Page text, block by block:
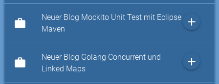
work
Neuer Blog Mockito Unit Test mit Eclipse
Maven
add
work
Neuer Blog Golang Concurrent und
Linked Maps
add